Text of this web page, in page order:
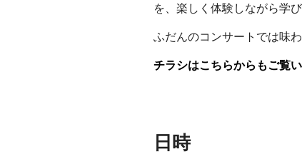
を、楽しく体験しながら学び
ふだんのコンサートでは味
チラシはこちらからもご覧い
日時